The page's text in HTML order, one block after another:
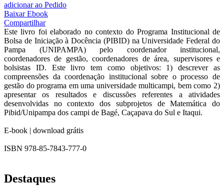
adicionar ao Pedido
Baixar Ebook
Compartilhar
Este livro foi elaborado no contexto do Programa Institucional de
Bolsa de Iniciação à Docência (PIBID) na Universidade Federal do
Pampa (UNIPAMPA) pelo coordenador institucional,
coordenadores de gestão, coordenadores de área, supervisores e
bolsistas ID. Este livro tem como objetivos: 1) descrever as
compreensões da coordenação institucional sobre o processo de
gestão do programa em uma universidade multicampi, bem como 2)
apresentar os resultados e discussões referentes a atividades
desenvolvidas no contexto dos subprojetos de Matemática do
Pibid/Unipampa dos campi de Bagé, Caçapava do Sul e Itaqui.
E-book | download grátis
ISBN 978-85-7843-777-0
Destaques